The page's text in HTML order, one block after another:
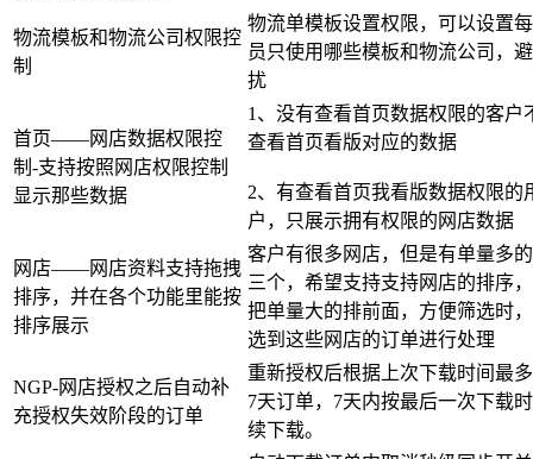
物流模板和物流公司权限控
制
物流单模板设置权限，可以设置
员只使用哪些模板和物流公司，
扰
首页——网店数据权限控
制-支持按照网店权限控制
显示那些数据
1、没有查看首页数据权限的客户
查看首页看版对应的数据
2、有查看首页我看版数据权限的
户，只展示拥有权限的网店数据
网店——网店资料支持拖拽
排序，并在各个功能里能按
排序展示
客户有很多网店，但是有单量多
三个，希望支持支持网店的排序
把单量大的排前面，方便筛选时
选到这些网店的订单进行处理
NGP-网店授权之后自动补
充授权失效阶段的订单
重新授权后根据上次下载时间最
7天订单，7天内按最后一次下载
续下载。